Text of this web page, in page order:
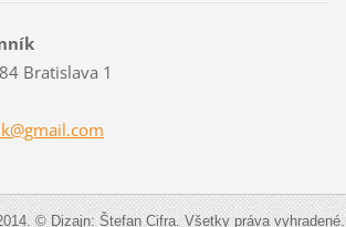
Bratislava 1
l.com
© Dizajn: Štefan Cifra. Všetky práva vyhradené.